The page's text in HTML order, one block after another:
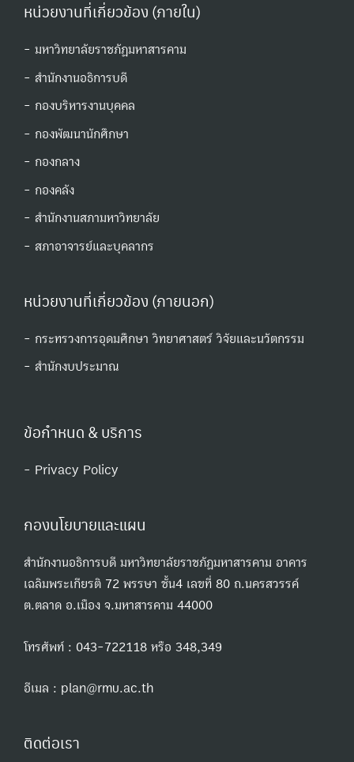
หน่วยงานที่เกี่ยวข้อง (ภายใน)
- มหาวิทยาลัยราชภัฏมหาสารคาม
- สำนักงานอธิการบดี
- กองบริหารงานบุคคล
- กองพัฒนานักศึกษา
- กองกลาง
- กองคลัง
- สำนักงานสภามหาวิทยาลัย
- สภาอาจารย์และบุคลากร
หน่วยงานที่เกี่ยวข้อง (ภายนอก)
- กระทรวงการอุดมศึกษา วิทยาศาสตร์ วิจัยและนวัตกรรม
- สํานักงบประมาณ
ข้อกำหนด & บริการ
- Privacy Policy
กองนโยบายและแผน
สำนักงานอธิการบดี มหาวิทยาลัยราชภัฏมหาสารคาม อาคาร
เฉลิมพระเกียรติ 72 พรรษา ชั้น4 เลขที่ 80 ถ.นครสวรรค์
ต.ตลาด อ.เมือง จ.มหาสารคาม 44000
โทรศัพท์ : 043-722118 หรือ 348,349
อีเมล : plan@rmu.ac.th
ติดต่อเรา